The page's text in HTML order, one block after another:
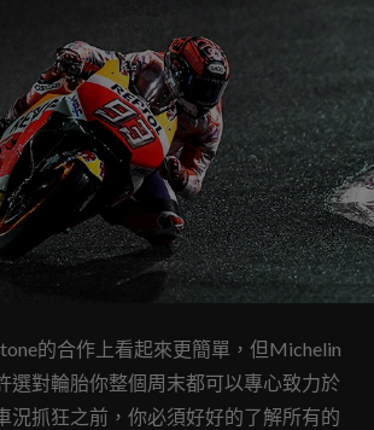
的合作上看起來更簡單，但Michelin
選對輪胎你整個周末都可以專心致力於
況抓狂之前，你必須好好的了解所有的